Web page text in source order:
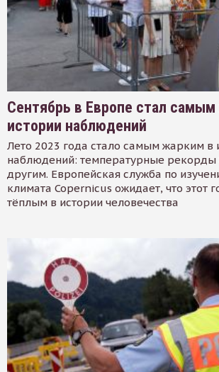
Сентябрь в Европе стал
истории наблюдений
Лето 2023 года стало самым жарким в
наблюдений: температурные рекорды
другим. Европейская служба по
климата Copernicus ожидает, что этот
тёплым в истории человечества